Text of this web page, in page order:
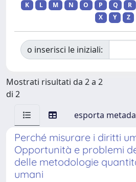
K
L M N O P Q R
X
Y Z
o inserisci le iniziali:
Mostrati risultati da 2 a 2
di 2
esporta
Perché misurare i diritti
Opportunità e problemi
delle metodologie
umani